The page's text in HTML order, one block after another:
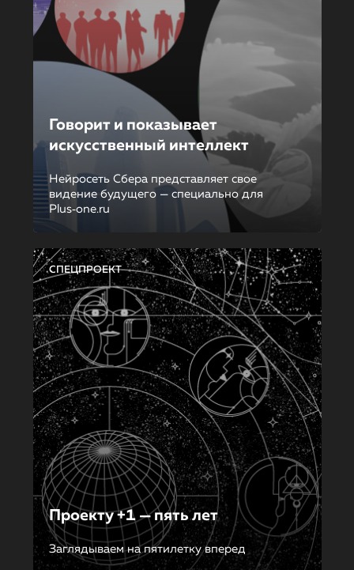
Говорит и показывает
искусственный интеллект
Нейросеть Сбера представляет свое
видение будущего — специально для
Plus‑one.ru
СПЕЦПРОЕКТ
Проекту +1 — пять лет
Заглядываем на пятилетку вперед